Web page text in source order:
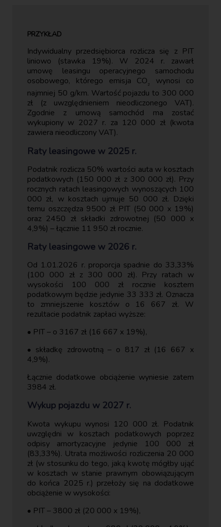
Indywidualny przedsiębiorca rozlicza się z PIT
liniowo (stawka 19%). W 2024 r. zawarł
umowę leasingu operacyjnego samochodu
osobowego, którego emisja CO₂
wynosi co
najmniej 50 g/km. Wartość pojazdu to 300 000
zł (z uwzględnieniem nieodliczonego VAT).
Zgodnie z umową samochód ma zostać
wykupiony w 2027 r. za 120 000 zł (kwota
zawiera nieodliczony VAT).
Raty leasingowe w 2025 r.
Podatnik rozlicza 50% wartości auta w kosztach
podatkowych (150 000 zł z 300 000 zł). Przy
rocznych ratach leasingowych wynoszących 100
000 zł, w kosztach ujmuje 50 000 zł. Dzięki
temu oszczędza 9500 zł PIT (50 000 x 19%)
oraz 2450 zł składki zdrowotnej (50 000 x
4,9%) – łącznie 11 950 zł rocznie.
Raty leasingowe w 2026 r.
Od 1.01.2026 r. proporcja spadnie do 33,33%
(100 000 zł z 300 000 zł). Przy ratach w
wysokości 100 000 zł rocznie kosztem
podatkowym będzie jedynie 33 333 zł. Oznacza
to zmniejszenie kosztów o 16 667 zł. W
rezultacie podatnik zapłaci wyższe:
• PIT – o 3167 zł (16 667 x 19%),
• składkę zdrowotną – o 817 zł (16 667 x
4,9%).
Łącznie dodatkowe obciążenie wyniesie zatem
3984 zł.
Wykup pojazdu w 2027 r.
Kwota wykupu wynosi 120 000 zł. Podatnik
uwzględni w kosztach podatkowych poprzez
odpisy amortyzacyjne jedynie 100 000 zł
(83,33%). Utrata możliwości rozliczenia 20 000
zł (w stosunku do tego, jaką kwotę mógłby ująć
w kosztach w stanie prawnym obowiązującym
do końca 2025 r.) przełoży się na dodatkowe
obciążenie w wysokości:
• PIT – 3800 zł (20 000 x 19%),